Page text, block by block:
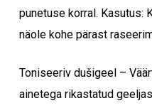
punetuse korral. Kasutus:
näole kohe pärast
Toniseeriv dušigeel –
ainetega rikastatud